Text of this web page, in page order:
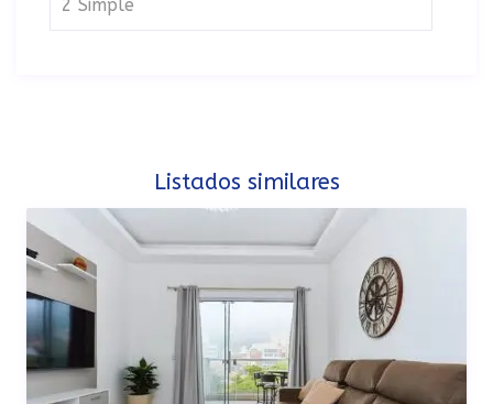
2 Simple
Listados similares